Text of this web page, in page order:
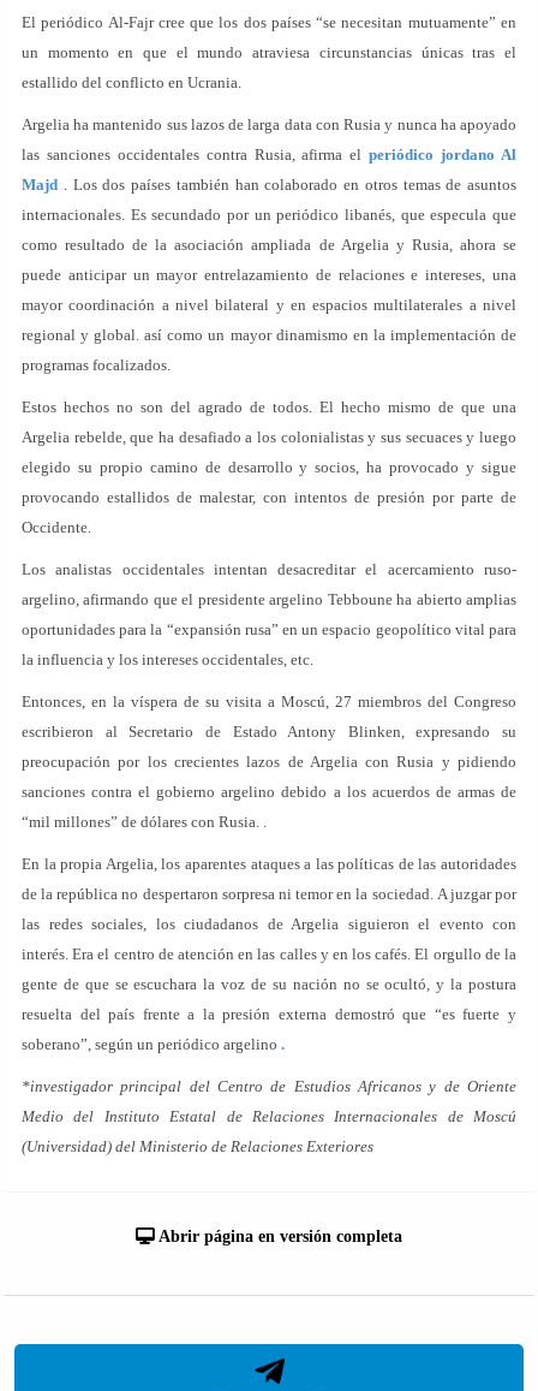
El periódico Al-Fajr cree que los dos países “se necesitan mutuamente” en
un momento en que el mundo atraviesa circunstancias únicas tras el
estallido del conflicto en Ucrania.
Argelia ha mantenido sus lazos de larga data con Rusia y nunca ha apoyado
las sanciones occidentales contra Rusia, afirma elperiódico jordano Al
Majd . Los dos países también han colaborado en otros temas de asuntos
internacionales. Es secundado por un periódico libanés, que especula que
como resultado de la asociación ampliada de Argelia y Rusia, ahora se
puede anticipar un mayor entrelazamiento de relaciones e intereses, una
mayor coordinación a nivel bilateral y en espacios multilaterales a nivel
regional y global. así como un mayor dinamismo en la implementación de
programas focalizados.
Estos hechos no son del agrado de todos. El hecho mismo de que una
Argelia rebelde, que ha desafiado a los colonialistas y sus secuaces y luego
elegido su propio camino de desarrollo y socios, ha provocado y sigue
provocando estallidos de malestar, con intentos de presión por parte de
Occidente.
Los analistas occidentales intentan desacreditar el acercamiento ruso-
argelino, afirmando que el presidente argelino Tebboune ha abierto amplias
oportunidades para la “expansión rusa” en un espacio geopolítico vital para
la influencia y los intereses occidentales, etc.
Entonces, en la víspera de su visita a Moscú, 27 miembros del Congreso
escribieron al Secretario de Estado Antony Blinken, expresando su
preocupación por los crecientes lazos de Argelia con Rusia y pidiendo
sanciones contra el gobierno argelino debido a los acuerdos de armas de
“mil millones” de dólares con Rusia. .
En la propia Argelia, los aparentes ataques a las políticas de las autoridades
de la república no despertaron sorpresa ni temor en la sociedad. A juzgar por
las redes sociales, los ciudadanos de Argelia siguieron el evento con
interés. Era el centro de atención en las calles y en los cafés. El orgullo de la
gente de que se escuchara la voz de su nación no se ocultó, y la postura
resuelta del país frente a la presión externa demostró que “es fuerte y
soberano”, según un periódico argelino .
*investigador principal del Centro de Estudios Africanos y de Oriente
Medio del Instituto Estatal de Relaciones Internacionales de Moscú
(Universidad) del Ministerio de Relaciones Exteriores
Abrir página en versión completa